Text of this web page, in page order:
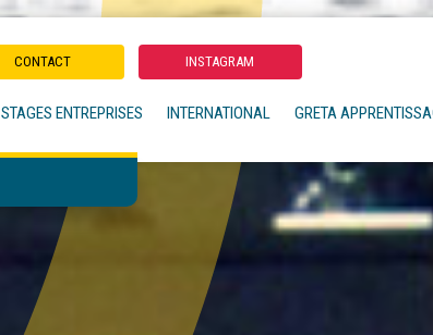
CONTACT INSTAGRAM
STAGES ENTREPRISES INTERNATIONAL
GRETA